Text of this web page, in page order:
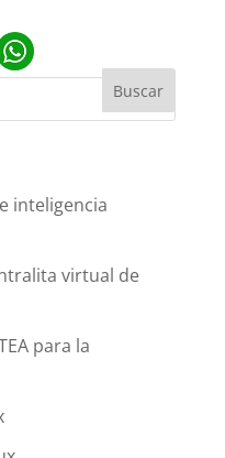
inteligencia
virtual de
para la